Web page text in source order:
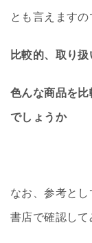
とも言えますの
比較的、取り
色んな商品を
でしょうか
なお、参考と
書店で確認して